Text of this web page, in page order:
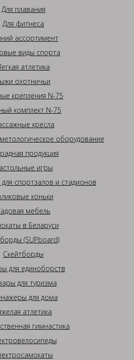
Для плавания
Для фитнеса
ассортимент
виды спорта
атлетика
охотничьи
крепления N-75
комплект N-75
кресла
оборудование
продукция
игры
спортзалов и стадионов
коньки
мебель
в Беларуси
(SUPboard)
Скейтборды
для единоборств
для туризма
для дома
атлетика
гимнастика